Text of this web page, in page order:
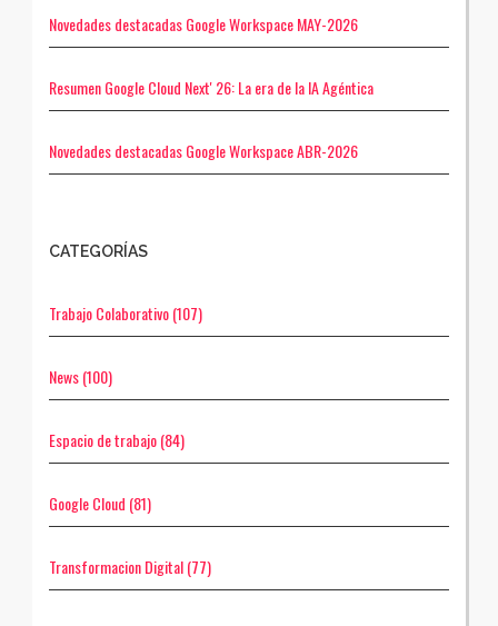
Novedades destacadas Google Workspace MAY-2026
Resumen Google Cloud Next' 26: La era de la IA Agéntica
Novedades destacadas Google Workspace ABR-2026
CATEGORÍAS
Trabajo Colaborativo(107)
News(100)
Espacio de trabajo(84)
Google Cloud (81)
Transformacion Digital(77)